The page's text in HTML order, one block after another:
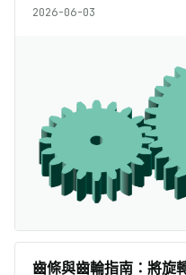
2026-06-03
齒條與齒輪指南：將旋